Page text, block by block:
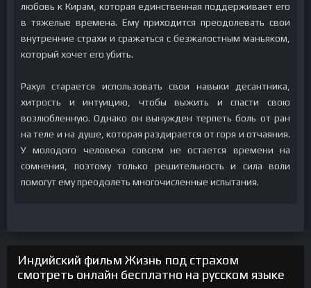
любовь к Кирам, которая единственная поддерживает его
в тяжелые времена. Ему приходится преодолевать свои
внутренние страхи и сражаться с безжалостным маньяком,
который хочет его убить.
Рахул старается использовать свои навыки десантника,
хитрость и интуицию, чтобы выжить и спасти свою
возлюбленную. Однако он вынужден терпеть боль от ран
на теле и на душе, которая раздирается от горя и отчаяния.
У молодого человека совсем не остается времени на
сомнения, поэтому только решительность и сила воли
помогут ему преодолеть многочисленные испытания.
Индийский фильм Жизнь под страхом
смотреть онлайн бесплатно на русском языке